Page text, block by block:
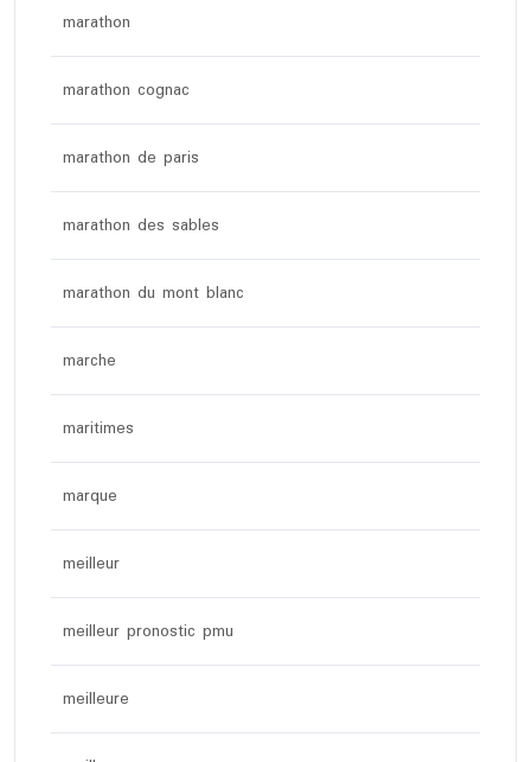
marathon
marathon cognac
marathon de paris
marathon des sables
marathon du mont blanc
marche
maritimes
marque
meilleur
meilleur pronostic pmu
meilleure